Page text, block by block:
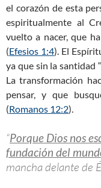
el corazón de esta
espiritualmente al
vuelto a nacer, que
(Efesios 1:4). El
ya que sin la santidad
La transformación
pensar, y que
(Romanos 12:2).
“Porque Dios nos
fundación del
mancha delante de